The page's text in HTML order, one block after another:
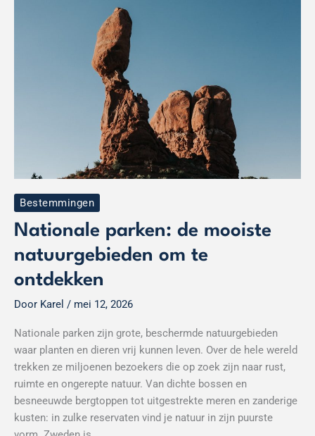
Bestemmingen
Nationale parken: de mooiste
natuurgebieden om te
ontdekken
Door Karel / mei 12, 2026
Nationale parken zijn grote, beschermde natuurgebieden
waar planten en dieren vrij kunnen leven. Over de hele wereld
trekken ze miljoenen bezoekers die op zoek zijn naar rust,
ruimte en ongerepte natuur. Van dichte bossen en
besneeuwde bergtoppen tot uitgestrekte meren en zanderige
kusten: in zulke reservaten vind je natuur in zijn puurste
natuurgebieden